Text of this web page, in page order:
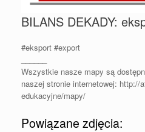
BILANS DEKADY:
#eksport #export
Wszystkie nasze mapy są
naszej stronie internetowej: http://
edukacyjne/mapy/
Powiązane zdjęcia: